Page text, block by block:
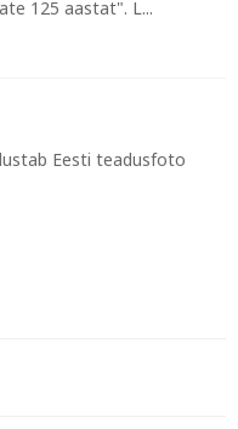
125 aastat". L...
Eesti teadusfoto